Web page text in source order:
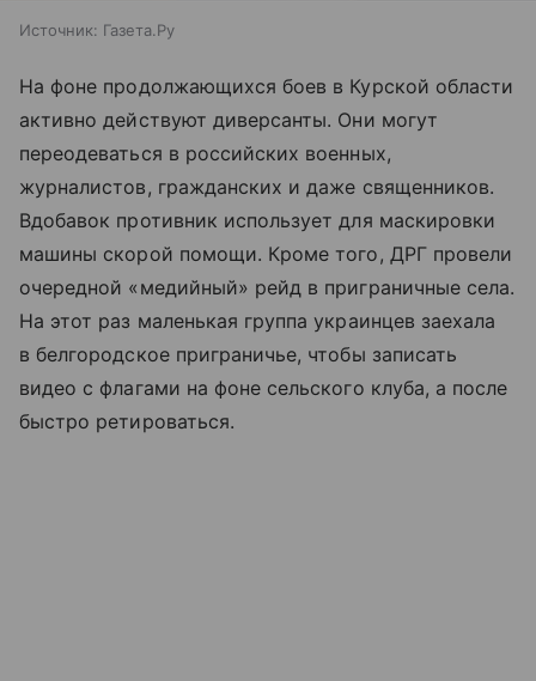
Источник: Газета.Ру
На фоне продолжающихся боев в Курской области
активно действуют диверсанты. Они могут
переодеваться в российских военных,
журналистов, гражданских и даже священников.
Вдобавок противник использует для маскировки
машины скорой помощи. Кроме того, ДРГ провели
очередной «медийный» рейд в приграничные села.
На этот раз маленькая группа украинцев заехала
в белгородское приграничье, чтобы записать
видео с флагами на фоне сельского клуба, а после
быстро ретироваться.